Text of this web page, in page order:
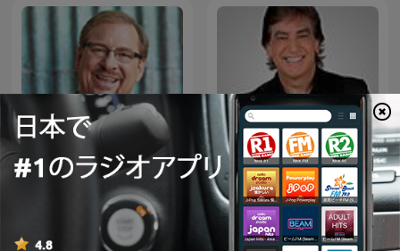
Pastor Rick's Daily Hope Dante Gebel Live